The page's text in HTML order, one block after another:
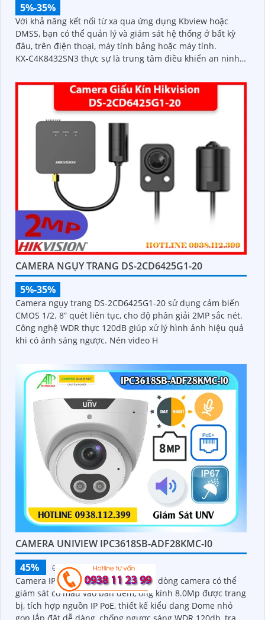
5%-35%
Với khả năng kết nối từ xa qua ứng dụng Kbview hoặc
DMSS, bạn có thể quản lý và giám sát hệ thống ở bất kỳ
đâu, trên điện thoại, máy tính bảng hoặc máy tính.
KX‑C4K8432SN3 thực sự là trung tâm điều khiển an ninh
các công trình lớn và chuyên nghiệp
CAMERA NGỤY TRANG DS-2CD6425G1-20
5%-35%
Camera ngụy trang DS-2CD6425G1-20 sử dụng cảm biến
CMOS 1/2. 8” quét liên tục, cho độ phân giải 2MP sắc nét.
Công nghệ WDR thực 120dB giúp xử lý hình ảnh hiệu quả
khi có ánh sáng ngược. Nén video H
CAMERA UNIVIEW IPC3618SB-ADF28KMC-I0
45%
00 ₫
Camera IPC3618SB-ADF28KMC-I0 là dòng camera có thể
giám sát có màu vào ban đêm, ống kính 8.0Mp được trang
bị, tích hợp nguồn IP PoE, thiết kế kiểu dang Dome nhỏ